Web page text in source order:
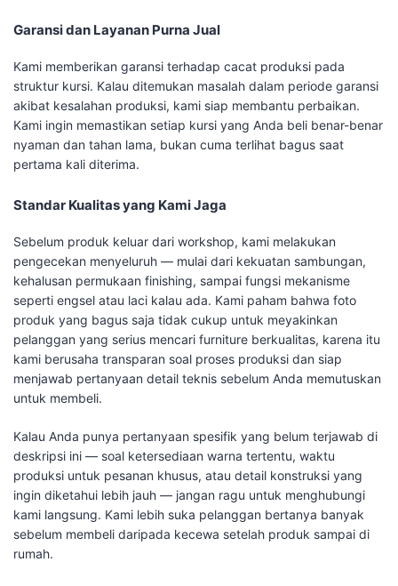
Garansi dan Layanan Purna Jual
Kami memberikan garansi terhadap cacat produksi pada
struktur kursi. Kalau ditemukan masalah dalam periode garansi
akibat kesalahan produksi, kami siap membantu perbaikan.
Kami ingin memastikan setiap kursi yang Anda beli benar-benar
nyaman dan tahan lama, bukan cuma terlihat bagus saat
pertama kali diterima.
Standar Kualitas yang Kami Jaga
Sebelum produk keluar dari workshop, kami melakukan
pengecekan menyeluruh — mulai dari kekuatan sambungan,
kehalusan permukaan finishing, sampai fungsi mekanisme
seperti engsel atau laci kalau ada. Kami paham bahwa foto
produk yang bagus saja tidak cukup untuk meyakinkan
pelanggan yang serius mencari furniture berkualitas, karena itu
kami berusaha transparan soal proses produksi dan siap
menjawab pertanyaan detail teknis sebelum Anda memutuskan
untuk membeli.
Kalau Anda punya pertanyaan spesifik yang belum terjawab di
deskripsi ini — soal ketersediaan warna tertentu, waktu
produksi untuk pesanan khusus, atau detail konstruksi yang
ingin diketahui lebih jauh — jangan ragu untuk menghubungi
kami langsung. Kami lebih suka pelanggan bertanya banyak
sebelum membeli daripada kecewa setelah produk sampai di
rumah.